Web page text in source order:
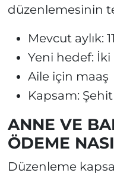
düzenlemesinin
Mevcut aylık:
Yeni hedef:
Aile için maaş
Kapsam: Şehit
ANNE VE
ÖDEME
Düzenleme